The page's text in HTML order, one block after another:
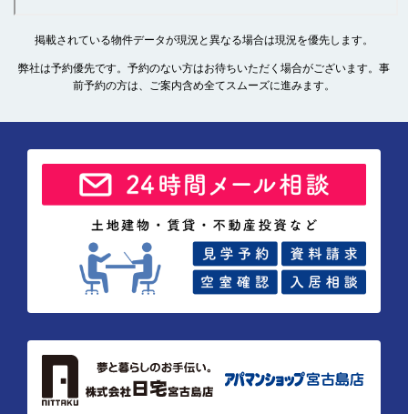
掲載されている物件データが現況と異なる場合は現況を優先します。
弊社は予約優先です。予約のない方はお待ちいただく場合がございます。事
前予約の方は、ご案内含め全てスムーズに進みます。